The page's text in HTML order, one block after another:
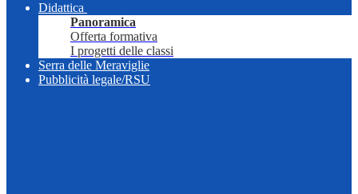
Didattica
Panoramica
Offerta formativa
I progetti delle classi
Serra delle Meraviglie
Pubblicità legale/RSU